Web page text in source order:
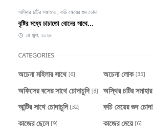
অস্থির চটির সমাহার ,কচি মেয়ের গুদ চোদা
বৃষ্টির মধ্যে চাচাতো বোনের সাথে...
১৪ জুল, ২০২৬
CATEGORIES
অচেনা মহিলার সাথে [6] অচেনা লোক [35]
অফিসের বসের সাথে চোদাচুদি [8] অস্থির চটির সমাহার
আন্টির সাথে চোদাচুদি [32] কচি মেয়ের গুদ চোদা
কাজের ছেলে [9] কাজের মেয়ে [6]